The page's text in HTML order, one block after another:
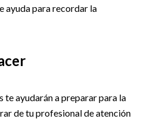
ayuda para recordar la
te ayudarán a preparar para la
de tu profesional de atención